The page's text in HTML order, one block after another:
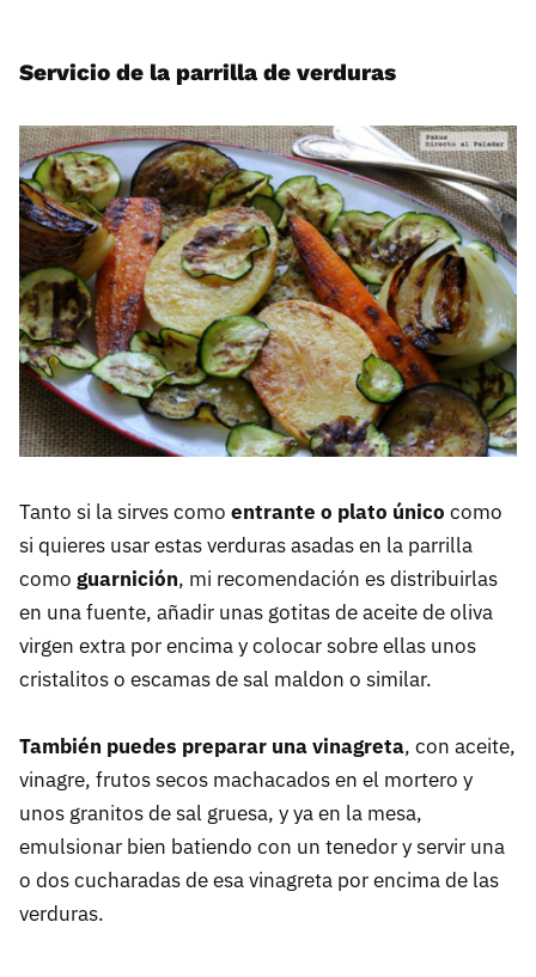
Servicio de la parrilla de verduras
Tanto si la sirves como entrante o plato único como
si quieres usar estas verduras asadas en la parrilla
como guarnición, mi recomendación es distribuirlas
en una fuente, añadir unas gotitas de aceite de oliva
virgen extra por encima y colocar sobre ellas unos
cristalitos o escamas de sal maldon o similar.
También puedes preparar una vinagreta, con aceite,
vinagre, frutos secos machacados en el mortero y
unos granitos de sal gruesa, y ya en la mesa,
emulsionar bien batiendo con un tenedor y servir una
o dos cucharadas de esa vinagreta por encima de las
verduras.